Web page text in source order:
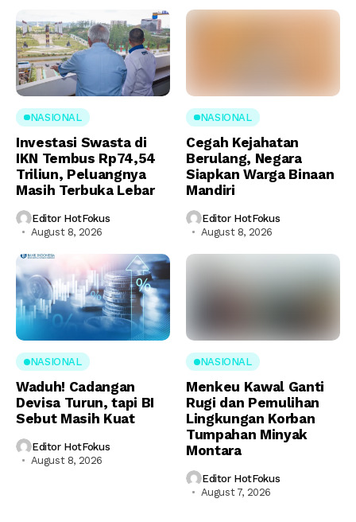
NASIONAL
Investasi Swasta di
IKN Tembus Rp74,54
Triliun, Peluangnya
Masih Terbuka Lebar
Editor HotFokus
August 8, 2026
NASIONAL
Cegah Kejahatan
Berulang, Negara
Siapkan Warga Binaan
Mandiri
Editor HotFokus
August 8, 2026
NASIONAL
Waduh! Cadangan
Devisa Turun, tapi BI
Sebut Masih Kuat
Editor HotFokus
August 8, 2026
NASIONAL
Menkeu Kawal Ganti
Rugi dan Pemulihan
Lingkungan Korban
Tumpahan Minyak
Montara
Editor HotFokus
August 7, 2026